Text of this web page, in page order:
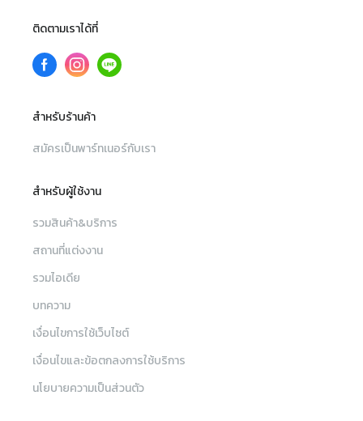
ติดตามเราได้ที่
สำหรับร้านค้า
สมัครเป็นพาร์ทเนอร์กับเรา
สำหรับผู้ใช้งาน
รวมสินค้า&บริการ
สถานที่แต่งงาน
รวมไอเดีย
บทความ
เงื่อนไขการใช้เว็บไซต์
เงื่อนไขและข้อตกลงการใช้บริการ
นโยบายความเป็นส่วนตัว